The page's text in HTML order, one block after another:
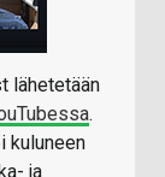
lähetetään
.
kuluneen
ja